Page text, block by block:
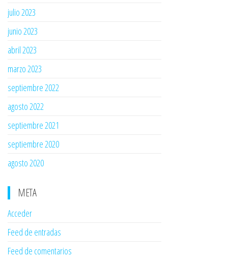
julio 2023
junio 2023
abril 2023
marzo 2023
septiembre 2022
agosto 2022
septiembre 2021
septiembre 2020
agosto 2020
META
Acceder
Feed de entradas
Feed de comentarios